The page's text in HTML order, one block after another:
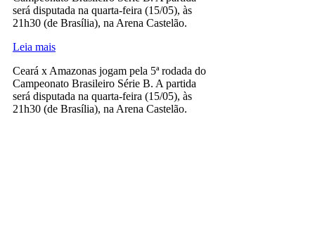
será disputada na quarta-feira (15/05), às
21h30 (de Brasília), na Arena Castelão.
Leia mais
Ceará x Amazonas jogam pela 5ª rodada do
Campeonato Brasileiro Série B. A partida
será disputada na quarta-feira (15/05), às
21h30 (de Brasília), na Arena Castelão.